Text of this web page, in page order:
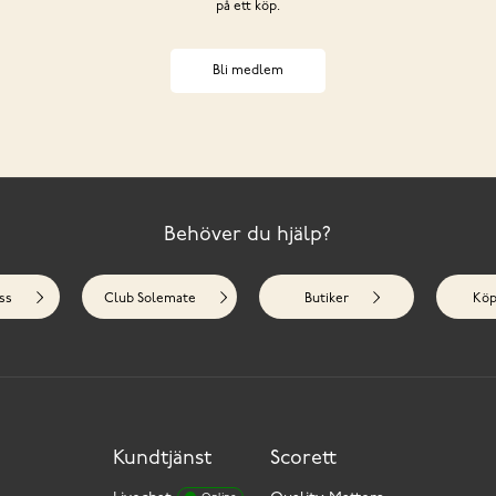
på ett köp.
Bli medlem
Behöver du hjälp?
Club Solemate Butiker
Kundtjänst Scorett